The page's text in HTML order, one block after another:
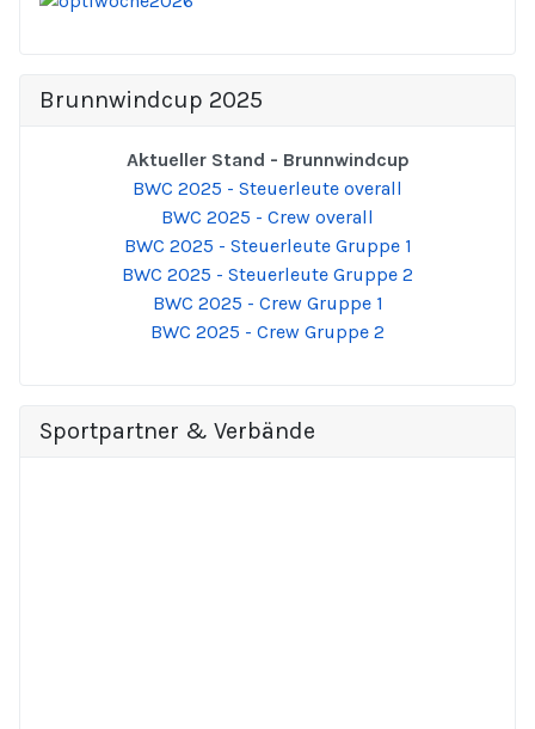
Brunnwindcup 2025
Aktueller Stand - Brunnwindcup
BWC 2025 - Steuerleute overall
BWC 2025 - Crew overall
BWC 2025 - Steuerleute Gruppe 1
BWC 2025 - Steuerleute Gruppe 2
BWC 2025 - Crew Gruppe 1
BWC 2025 - Crew Gruppe 2
Sportpartner & Verbände